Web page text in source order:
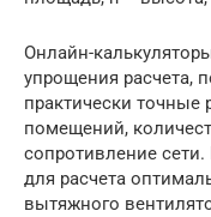
Онлайн-
упрощения расчета,
практически точные
помещений,
сопротивление
для расчета
вытяжного